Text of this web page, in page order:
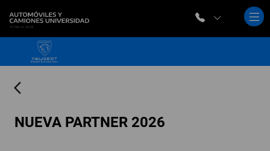
NUEVA PARTNER 2026
arrow_back_ios